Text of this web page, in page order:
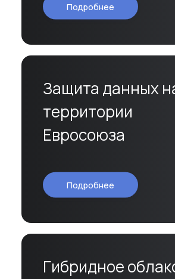
Подробнее
Защита данных
территории
Евросоюза
Подробнее
Гибридное